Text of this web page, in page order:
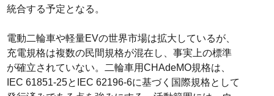
統合する予定となる。
電動二輪車や軽量EVの世界市場は拡大しているが、
充電規格は複数の民間規格が混在し、事実上の標準
が確立されていない。二輪車用CHAdeMO規格は、
IEC 61851-25とIEC 62196-6に基づく国際規格として